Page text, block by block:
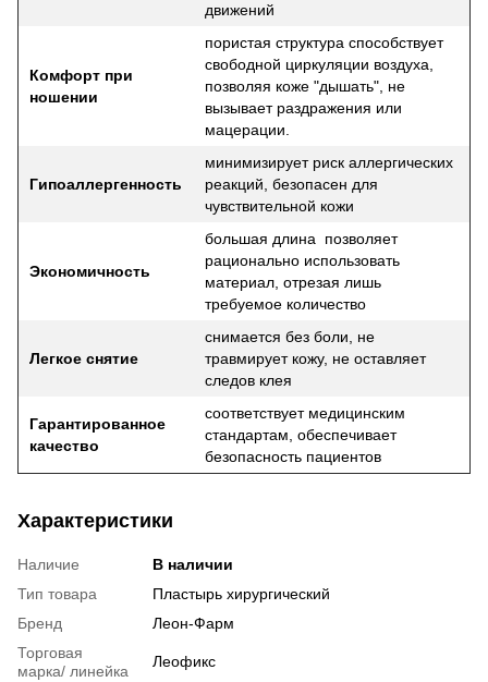
движений
Комфорт при
ношении
пористая структура способствует
свободной циркуляции воздуха,
позволяя коже "дышать", не
вызывает раздражения или
мацерации.
Гипоаллергенность
минимизирует риск аллергических
реакций, безопасен для
чувствительной кожи
Экономичность
большая длина позволяет
рационально использовать
материал, отрезая лишь
требуемое количество
Легкое снятие
снимается без боли, не
травмирует кожу, не оставляет
следов клея
Гарантированное
качество
соответствует медицинским
стандартам, обеспечивает
безопасность пациентов
Характеристики
Наличие
В наличии
Тип товара
Пластырь хирургический
Бренд
Леон-Фарм
Торговая
марка/ линейка
Леофикс